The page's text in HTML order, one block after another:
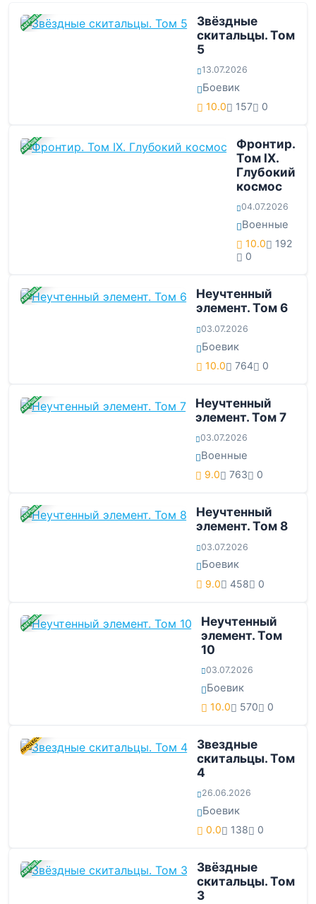
ЗАВЕРШЕНА
Звёздные
скитальцы. Том
5
13.07.2026
Боевик
10.0 157 0
ЗАВЕРШЕНА
Фронтир.
Том IX.
Глубокий
космос
04.07.2026
Военные
10.0
192
0
ЗАВЕРШЕНА
Неучтенный
элемент. Том 6
03.07.2026
Боевик
10.0 764 0
ЗАВЕРШЕНА
Неучтенный
элемент. Том 7
03.07.2026
Военные
9.0 763 0
ЗАВЕРШЕНА
Неучтенный
элемент. Том 8
03.07.2026
Боевик
9.0 458 0
ЗАВЕРШЕНА
Неучтенный
элемент. Том
10
03.07.2026
Боевик
10.0 570 0
В ПРОЦЕССЕ
Звездные
скитальцы. Том
4
26.06.2026
Боевик
0.0 138 0
ЗАВЕРШЕНА
Звёздные
скитальцы. Том
3